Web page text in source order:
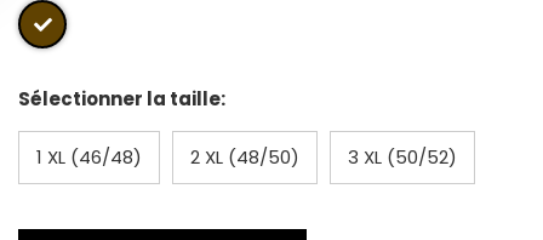
Sélectionner la taille:
1 XL (46/48) 2 XL (48/50) 3 XL (50/52)